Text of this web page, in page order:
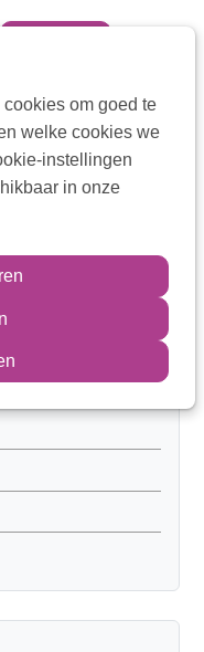
om goed te
welke cookies we
instellingen
in onze
Mijn VIT